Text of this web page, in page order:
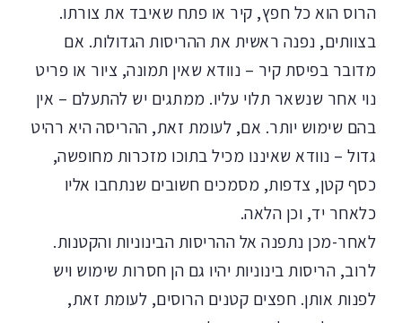
הרוס הוא כל חפץ, קיר או פתח שאיבד את צורתו.
בצוותים, נפנה ראשית את ההריסות הגדולות. אם
מדובר בפיסת קיר – נוודא שאין תמונה, ציור או פריט
נוי אחר שנשאר תלוי עליו. ממתגים יש להתעלם – אין
בהם שימוש יותר. אם, לעומת זאת, ההריסה היא רהיט
גדול – נוודא שאיננו מכיל בתוכו מזכרות מחופשה,
כסף קטן, צדפות, מסמכים חשובים שנתחבו אליו
כלאחר יד, וכן הלאה.
לאחר-מכן נתפנה אל ההריסות הבינוניות והקטנות.
לרוב, הריסות בינוניות יהיו גם הן חסרות שימוש ויש
לפנות אותן. חפצים קטנים הרוסים, לעומת זאת,